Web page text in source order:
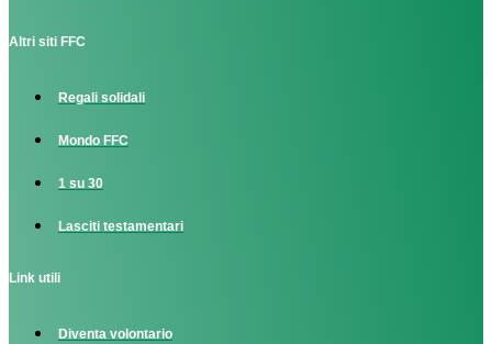
Altri siti FFC
Regali solidali
Mondo FFC
1 su 30
Lasciti testamentari
Link utili
Diventa volontario